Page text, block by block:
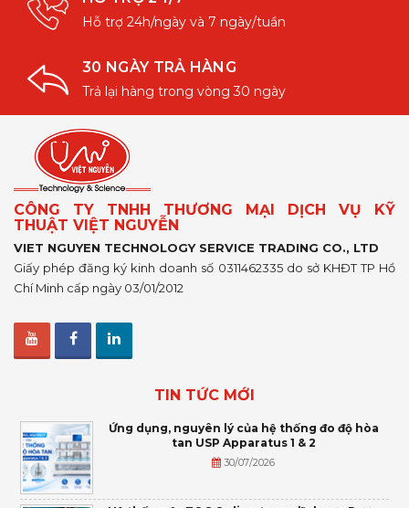
Hỗ trợ 24h/ngày và 7 ngày/tuần
30 NGÀY TRẢ HÀNG
Trả lại hàng trong vòng 30 ngày
CÔNG TY TNHH THƯƠNG MẠI DỊCH VỤ KỸ
THUẬT VIỆT NGUYỄN
VIET NGUYEN TECHNOLOGY SERVICE TRADING CO., LTD
Giấy phép đăng ký kinh doanh số 0311462335 do sở KHĐT TP Hồ
Chí Minh cấp ngày 03/01/2012
TIN TỨC MỚI
Ứng dụng, nguyên lý của hệ thống đo độ hòa
tan USP Apparatus 1 & 2
30/07/2026